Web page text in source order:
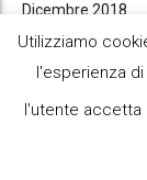
Dicembre 2018
Novembre 2018
Ottobre 2018
Utilizziamo
l'esperienza
l'utente accetta